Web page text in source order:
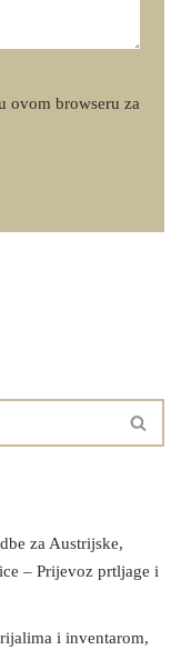
ovom browseru za
za Austrijske,
– Prijevoz prtljage i
i inventarom,